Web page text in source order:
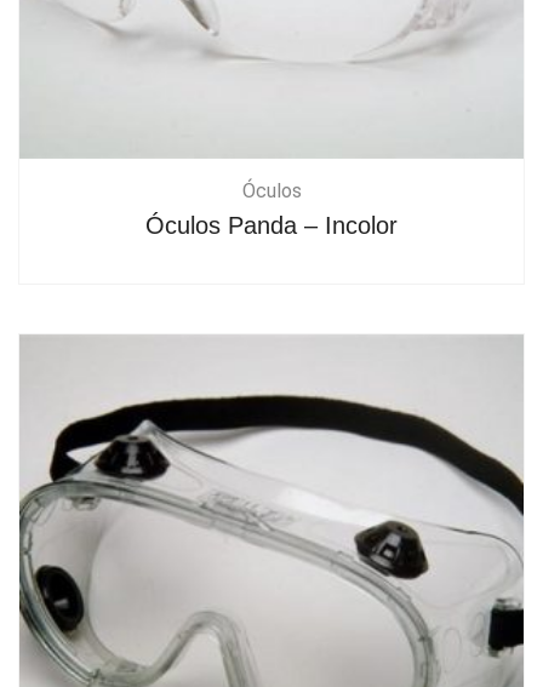
Óculos
Óculos Panda – Incolor